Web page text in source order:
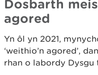
Dosbarth
agored
Yn ôl yn 2021,
‘weithio’n agored’,
rhan o labordy Dysgu